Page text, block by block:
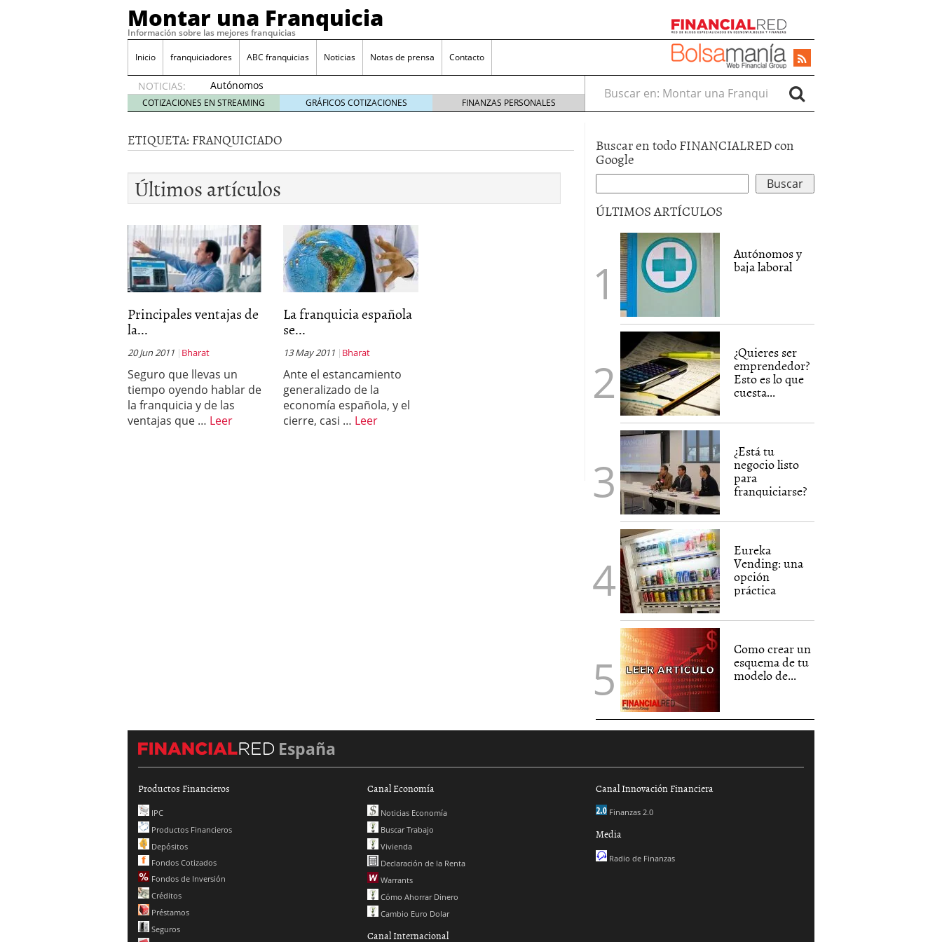
Montar una Franquicia
Información sobre las mejores franquicias
Inicio franquiciadores ABC franquicias Noticias Notas de prensa Contacto
NOTICIAS:
Autónomos
y baja
laboral
2014
¿Quieres ser emprendedor? Esto es lo que cuesta y las ayudas que puedes
tener 4 julio 2014
¿Está tu negocio listo para franquiciarse?
Eureka Vending: una opción práctica
COTIZACIONES EN STREAMING GRÁFICOS COTIZACIONES FINANZAS PERSONALES
Buscar en:
ETIQUETA: FRANQUICIADO
Últimos artículos
Principales ventajas de
la...
20 Jun 2011 Bharat
Seguro que llevas un
tiempo oyendo hablar de
la franquicia y de las
ventajas que … Leer
La franquicia española
se...
13 May 2011 Bharat
Ante el estancamiento
generalizado de la
economía española, y el
cierre, casi … Leer
Buscar en todo FINANCIALRED con
Google
ÚLTIMOS ARTÍCULOS
Autónomos y
baja laboral
¿Quieres ser
emprendedor?
Esto es lo que
cuesta...
¿Está tu
negocio listo
para
franquiciarse?
Eureka
Vending: una
opción
práctica
Como crear un
esquema de tu
modelo de...
España
Productos Financieros
IPC
Productos Financieros
Depósitos
Fondos Cotizados
Fondos de Inversión
Créditos
Préstamos
Seguros
Canal Economía
Noticias Economía
Buscar Trabajo
Vivienda
Declaración de la Renta
Warrants
Cómo Ahorrar Dinero
Cambio Euro Dolar
Canal Internacional
Canal Innovación Financiera
Finanzas 2.0
Media
Radio de Finanzas